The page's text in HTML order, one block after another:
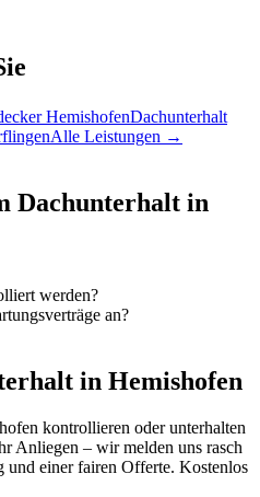
HemishofenDachunterhalt
Alle Leistungen →
Dachunterhalt in
werden?
an?
in Hemishofen
kontrollieren oder unterhalten
Anliegen – wir melden uns rasch
und einer fairen Offerte. Kostenlos